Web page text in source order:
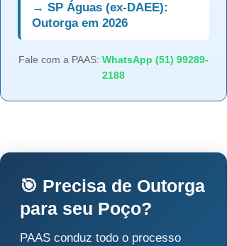
→ SP Águas (ex-DAEE):
Outorga em 2026
Fale com a PAAS: WhatsApp (51) 99289-
2188
🎯 Precisa de Outorga
para seu Poço?
PAAS conduz todo o processo